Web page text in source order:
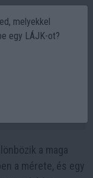
a maga
a mérete, és egy
melyekkel
egy LÁJK-ot?